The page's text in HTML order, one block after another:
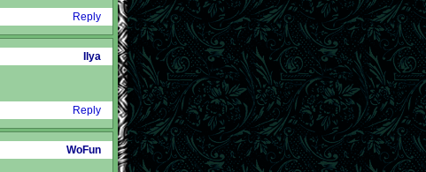
Reply
Ilya
Reply
WoFun